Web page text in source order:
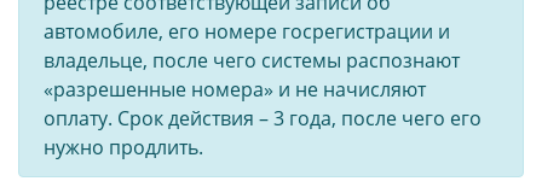
автомобиле, его номере госрегистрации и
владельце, после чего системы распознают
«разрешенные номера» и не начисляют
оплату. Срок действия – 3 года, после чего его
нужно продлить.